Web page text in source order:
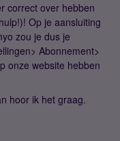
correct over hebben
Op je aansluiting
zou je dus je
Abonnement>
onze website hebben
hoor ik het graag.